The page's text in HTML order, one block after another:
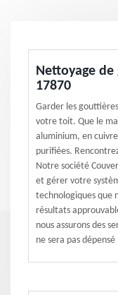
Nettoyage de
17870
Garder les
votre toit. Que le
aluminium, en
purifiées.
Notre société
et gérer votre
technologiques que
résultats
nous assurons des
ne sera pas